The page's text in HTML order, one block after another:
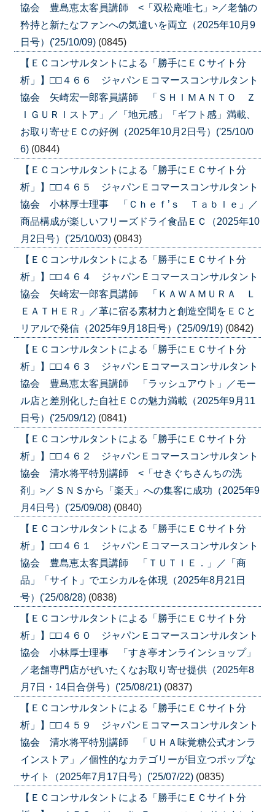
協会 豊島恵太客員講師 <「双松庵唯七」>／老舗の
矜持と新たなファンへの気遣いを両立（2025年10月9
日号）('25/10/09) (0845)
【ＥＣコンサルタントによる「勝手にＥＣサイト分
析」】□□４６６ ジャパンＥコマースコンサルタント
協会 矢崎宏一郎客員講師 「ＳＨＩＭＡＮＴＯ Ｚ
ＩＧＵＲＩストア」／「地元感」「ギフト感」満載、
お取り寄せＥＣの好例（2025年10月2日号）('25/10/0
6) (0844)
【ＥＣコンサルタントによる「勝手にＥＣサイト分
析」】□□４６５ ジャパンＥコマースコンサルタント
協会 小林厚士理事 「Ｃｈｅｆ’ｓ Ｔａｂｌｅ」／
商品構成が楽しいフリーズドライ食品ＥＣ（2025年10
月2日号）('25/10/03) (0843)
【ＥＣコンサルタントによる「勝手にＥＣサイト分
析」】□□４６４ ジャパンＥコマースコンサルタント
協会 矢崎宏一郎客員講師 「ＫＡＷＡＭＵＲＡ Ｌ
ＥＡＴＨＥＲ」／革に宿る素材力と創造空間をＥＣと
リアルで発信（2025年9月18日号）('25/09/19) (0842)
【ＥＣコンサルタントによる「勝手にＥＣサイト分
析」】□□４６３ ジャパンＥコマースコンサルタント
協会 豊島恵太客員講師 「ラッシュアウト」／モー
ル店と差別化した自社ＥＣの魅力満載（2025年9月11
日号）('25/09/12) (0841)
【ＥＣコンサルタントによる「勝手にＥＣサイト分
析」】□□４６２ ジャパンＥコマースコンサルタント
協会 清水将平特別講師 <「せきぐちさんちの洗
剤」>／ＳＮＳから「楽天」への集客に成功（2025年9
月4日号）('25/09/08) (0840)
【ＥＣコンサルタントによる「勝手にＥＣサイト分
析」】□□４６１ ジャパンＥコマースコンサルタント
協会 豊島恵太客員講師 「ＴＵＴＩＥ．」／「商
品」「サイト」でエシカルを体現（2025年8月21日
号）('25/08/28) (0838)
【ＥＣコンサルタントによる「勝手にＥＣサイト分
析」】□□４６０ ジャパンＥコマースコンサルタント
協会 小林厚士理事 「すき亭オンラインショップ」
／老舗専門店がぜいたくなお取り寄せ提供（2025年8
月7日・14日合併号）('25/08/21) (0837)
【ＥＣコンサルタントによる「勝手にＥＣサイト分
析」】□□４５９ ジャパンＥコマースコンサルタント
協会 清水将平特別講師 「ＵＨＡ味覚糖公式オンラ
インストア」／個性的なカテゴリーが目立つポップな
サイト（2025年7月17日号）('25/07/22) (0835)
【ＥＣコンサルタントによる「勝手にＥＣサイト分